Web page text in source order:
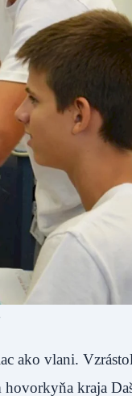
ako vlani.
kraja